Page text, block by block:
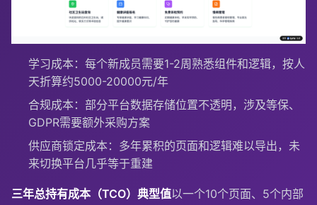
学习成本：每个新成员需要1-2周熟悉组件和逻辑，按人
天折算约5000-20000元/年
合规成本：部分平台数据存储位置不透明，涉及等保、
GDPR需要额外采购方案
供应商锁定成本：多年累积的页面和逻辑难以导出，未
来切换平台几乎等于重建
三年总持有成本（TCO）典型值以一个10个页面、5个内部